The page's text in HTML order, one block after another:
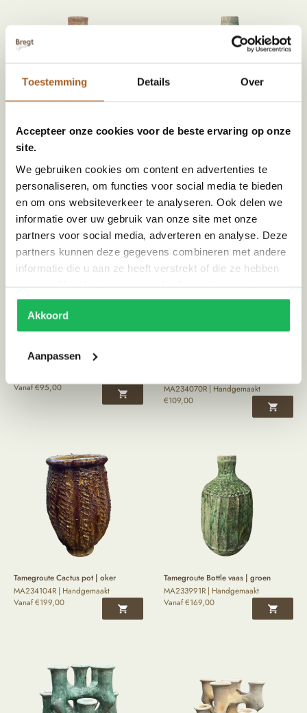
Toestemming Details Over
Accepteer onze cookies voor de beste ervaring op onze
site.
We gebruiken cookies om content en advertenties te
personaliseren, om functies voor social media te bieden
en om ons websiteverkeer te analyseren. Ook delen we
informatie over uw gebruik van onze site met onze
partners voor social media, adverteren en analyse. Deze
partners kunnen deze gegevens combineren met andere
informatie die u aan ze heeft verstrekt of die ze hebben
Akkoord
Aanpassen
Tamegroute long grenade vaas | oker
€109,00
MA234223R | Handgemaakt
€109,00
Tamegroute tripod pot | groen
Vanaf€95,00
MA234070R | Handgemaakt
€109,00
Tamegroute Cactus pot | oker
MA234104R | Handgemaakt
Vanaf€199,00
Tamegroute Bottle vaas | groen
MA233991R | Handgemaakt
Vanaf€169,00